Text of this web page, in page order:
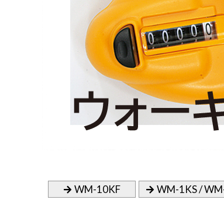
WM-10KF WM-1KS /